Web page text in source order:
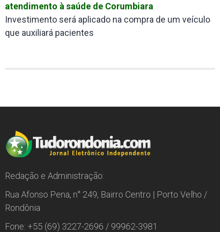
atendimento à saúde de Corumbiara
Investimento será aplicado na compra de um veículo
que auxiliará pacientes
Redação e Administração:
Rua Afonso Pena, n° 249, Bairro Centro | Porto Velho /
Rondônia
Fone: +55 (69) 3227-2696 / 99962-3981